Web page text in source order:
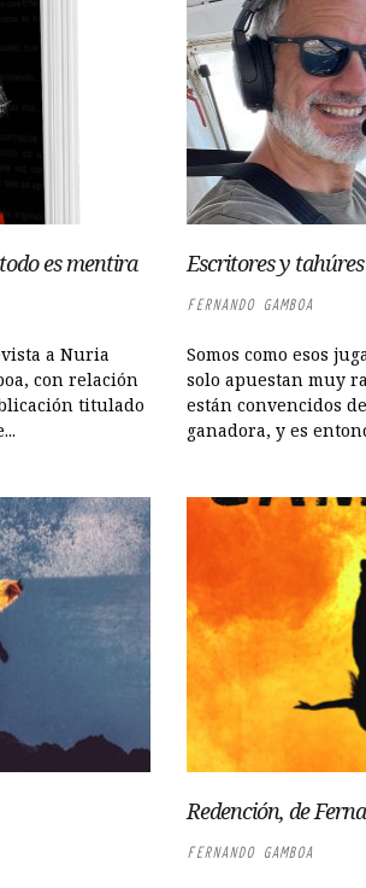
es mentira
a Nuria
con relación
titulado
Escritores y tahúres
FERNANDO GAMBOA
Somos como esos
solo apuestan muy
están convencidos
ganadora, y es
Redención, de
FERNANDO GAMBOA